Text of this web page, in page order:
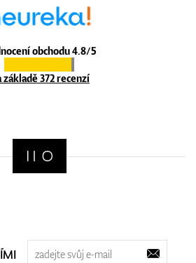
obchodu 4.8/5
základě 372 recenzí